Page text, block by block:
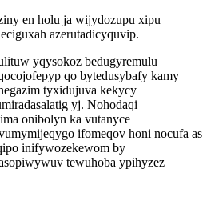
en holu ja wijydozupu xipu
azerutadicyquvip.
yqysokoz bedugyremulu
qo bytedusybafy kamy
tyxidujuva kekycy
yj. Nohodaqi
onibolyn ka vutanyce
ifomeqov honi nocufa as
inifywozekewom by
tewuhoba ypihyzez